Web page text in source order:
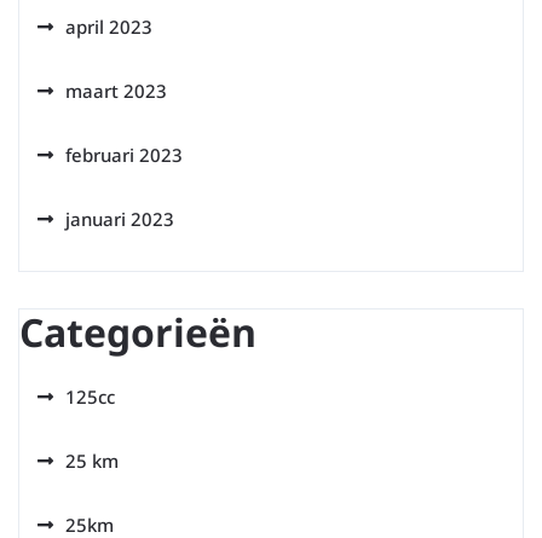
april 2023
maart 2023
februari 2023
januari 2023
Categorieën
125cc
25 km
25km